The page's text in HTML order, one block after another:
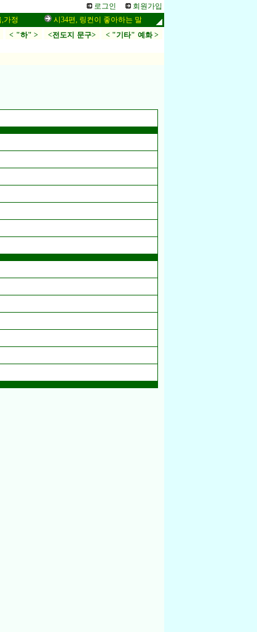
로그인 회원가입
시34편, 링컨이 좋아하는 말씀,응답,두려움
< "하" > <전도지 문구>
< "기타" 예화 >